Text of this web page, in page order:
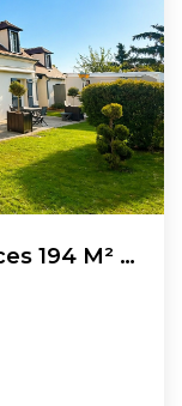
Charmante Maison De 6 Pièces 194 M² À Orry La Ville !